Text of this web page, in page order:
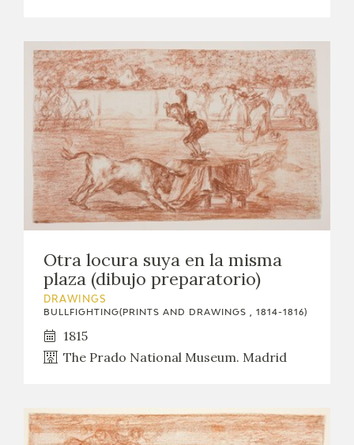
Otra locura suya en la misma
plaza (dibujo preparatorio)
DRAWINGS
BULLFIGHTING(PRINTS AND DRAWINGS , 1814-1816)
1815
The Prado National Museum. Madrid